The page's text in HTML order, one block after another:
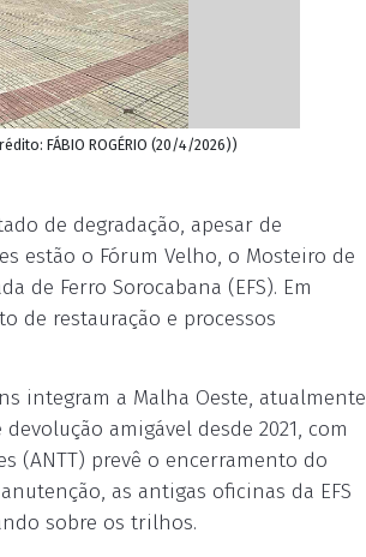
FÁBIO ROGÉRIO (20/4/2026))
de degradação, apesar de
estão o Fórum Velho, o Mosteiro de
de Ferro Sorocabana (EFS). Em
de restauração e processos
integram a Malha Oeste, atualmente
amigável desde 2021, com
(ANTT) prevê o encerramento do
as antigas oficinas da EFS
sobre os trilhos.